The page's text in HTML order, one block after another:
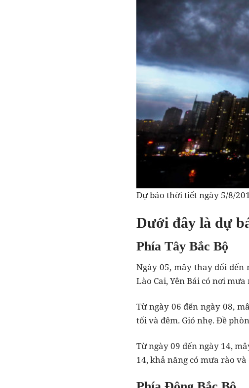
Dự báo thời tiết ngày 5/8/
Dưới đây là dự
Phía Tây Bắc Bộ
Ngày 05, mây thay đổi đến
Lào Cai, Yên Bái có nơi
Từ ngày 06 đến ngày 08,
tối và đêm. Gió nhẹ. Đề
Từ ngày 09 đến ngày 14,
14, khả năng có mưa rào